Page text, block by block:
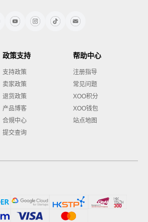
政策支持
支持政策
卖家政策
退货政策
产品博客
合規中心
提交查询
帮助中心
注册指导
常见问题
XOO积分
XOO钱包
站点地图